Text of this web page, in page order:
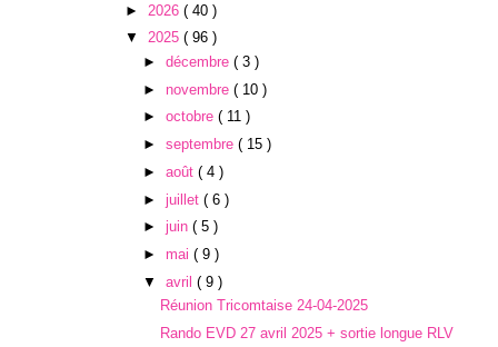
► 2026 ( 40 )
▼ 2025 ( 96 )
► décembre ( 3 )
► novembre ( 10 )
► octobre ( 11 )
► septembre ( 15 )
► août ( 4 )
► juillet ( 6 )
► juin ( 5 )
► mai ( 9 )
▼ avril ( 9 )
Réunion Tricomtaise 24-04-2025
Rando EVD 27 avril 2025 + sortie longue RLV